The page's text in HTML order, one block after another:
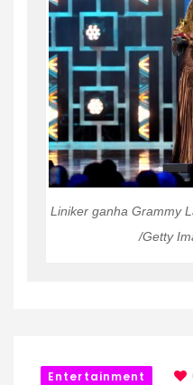
Liniker ganha Grammy
/Getty
Entertainment